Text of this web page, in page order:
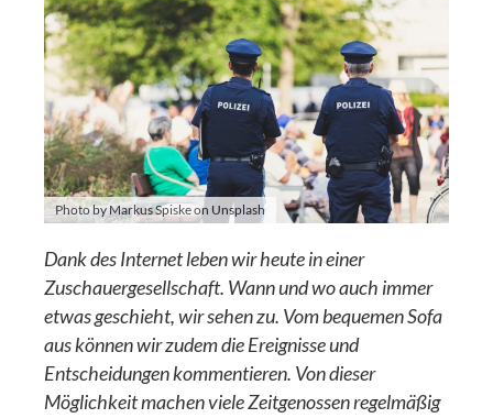
Photo by Markus Spiske on Unsplash
Dank des Internet leben wir heute in einer
Zuschauergesellschaft. Wann und wo auch immer
etwas geschieht, wir sehen zu. Vom bequemen Sofa
aus können wir zudem die Ereignisse und
Entscheidungen kommentieren. Von dieser
Möglichkeit machen viele Zeitgenossen regelmäßig